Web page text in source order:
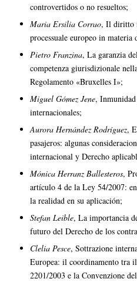
controvertidos o no resueltos;
Maria Ersilia Corrao, Il diritto
processuale europeo in
Pietro Franzina, La garanzia
competenza giurisdizionale
Regolamento «Bruxelles I»;
Miguel Gómez Jene, Inmunidad
internacionales;
Aurora Hernández Rodríguez,
pasajeros: algunas
internacional y Derecho
Mónica Herranz Ballesteros,
artículo 4 de la Ley 54/2007:
la realidad en su aplicación;
Stefan Leible, La importancia
futuro del Derecho de los
Clelia Pesce, Sottrazione
Europea: il coordinamento tra
2201/2003 e la Convenzione